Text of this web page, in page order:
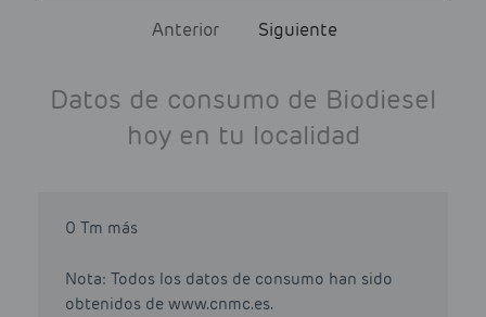
Anterior Siguiente
Datos de consumo de Biodiesel
hoy en tu localidad
0 Tm más
Nota: Todos los datos de consumo han sido
obtenidos de www.cnmc.es.